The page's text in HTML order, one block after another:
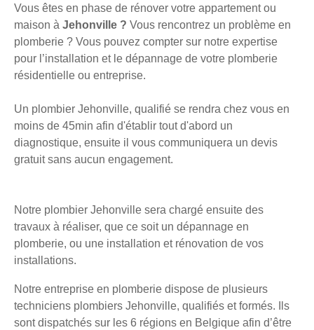
Vous êtes en phase de rénover votre appartement ou
maison à Jehonville ? Vous rencontrez un problème en
plomberie ? Vous pouvez compter sur notre expertise
pour l’installation et le dépannage de votre plomberie
résidentielle ou entreprise.
Un plombier Jehonville, qualifié se rendra chez vous en
moins de 45min afin d'établir tout d'abord un
diagnostique, ensuite il vous communiquera un devis
gratuit sans aucun engagement.
Notre plombier Jehonville sera chargé ensuite des
travaux à réaliser, que ce soit un dépannage en
plomberie, ou une installation et rénovation de vos
installations.
Notre entreprise en plomberie dispose de plusieurs
techniciens plombiers Jehonville, qualifiés et formés. Ils
sont dispatchés sur les 6 régions en Belgique afin d’être